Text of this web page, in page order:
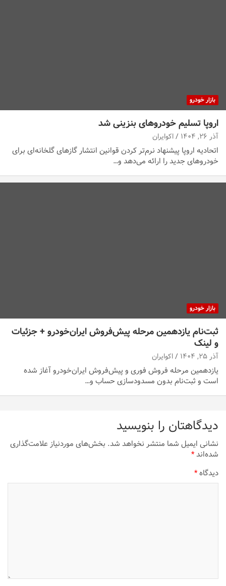
بازار خودرو
اروپا تسلیم خودروهای بنزینی شد
آذر ۲۶, ۱۴۰۴ اکوایران
اتحادیه اروپا پیشنهاد نرم‌تر کردن قوانین انتشار گازهای گلخانه‌ای برای
خودروهای جدید را ارائه می‌دهد و…
بازار خودرو
ثبت‌نام یازدهمین مرحله پیش‌فروش ایران‌خودرو + جزئیات
و لینک
آذر ۲۵, ۱۴۰۴ اکوایران
یازدهمین مرحله فروش فوری و پیش‌فروش ایران‌خودرو آغاز شده
است و ثبت‌نام بدون مسدودسازی حساب و…
دیدگاهتان را بنویسید
نشانی ایمیل شما منتشر نخواهد شد.بخش‌های موردنیاز علامت‌گذاری
شده‌اند*
دیدگاه*